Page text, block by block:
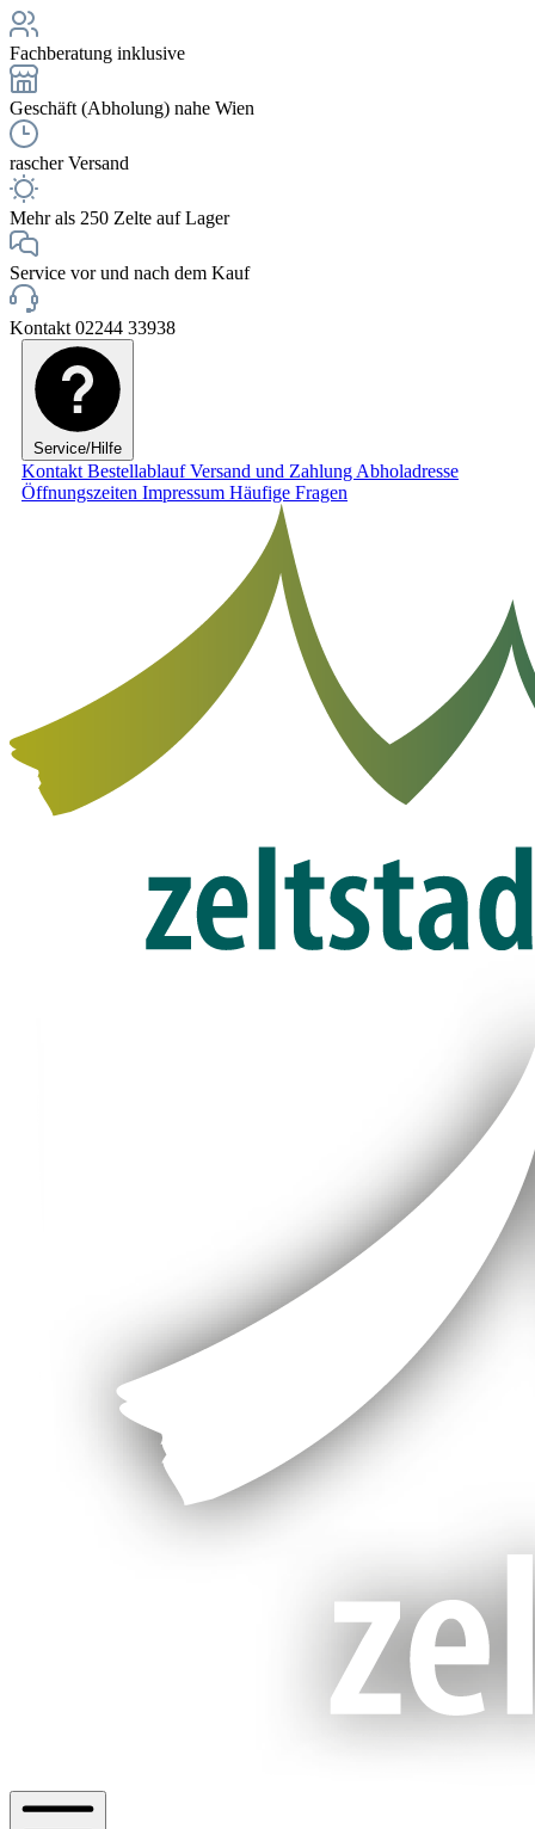
Fachberatung inklusive
Geschäft (Abholung) nahe Wien
rascher Versand
Mehr als 250 Zelte auf Lager
Service vor und nach dem Kauf
Kontakt 02244 33938
Service/Hilfe
Kontakt BestellablaufVersand und Zahlung Abholadresse
Öffnungszeiten Impressum Häufige Fragen